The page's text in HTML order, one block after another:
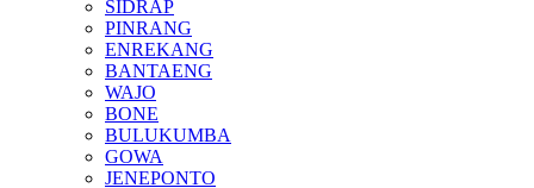
SIDRAP
PINRANG
ENREKANG
BANTAENG
WAJO
BONE
BULUKUMBA
GOWA
JENEPONTO